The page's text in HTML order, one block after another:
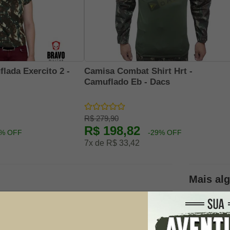
Exercito 2 -
OFF
Camisa Combat Shirt Hrt -
Camuflado Eb - Dacs
R$ 279,90
R$ 198,82 -29% OFF
7x de R$ 33,42
Mais
Envie suas
possível.
Nome